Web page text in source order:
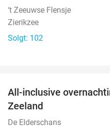
‘t Zeeuwse Flensje
Zierikzee
Solgt: 102
All-inclusive
Zeeland
De Elderschans